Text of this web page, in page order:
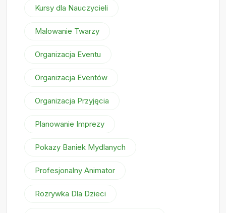
Kursy dla Nauczycieli
Malowanie Twarzy
Organizacja Eventu
Organizacja Eventów
Organizacja Przyjęcia
Planowanie Imprezy
Pokazy Baniek Mydlanych
Profesjonalny Animator
Rozrywka Dla Dzieci